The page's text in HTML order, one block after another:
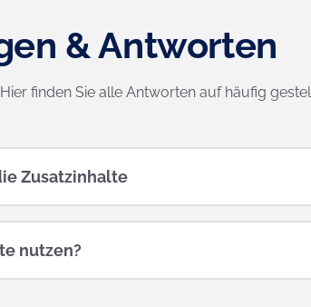
& Antworten
finden Sie alle Antworten auf häufig
Zusatzinhalte
nutzen?